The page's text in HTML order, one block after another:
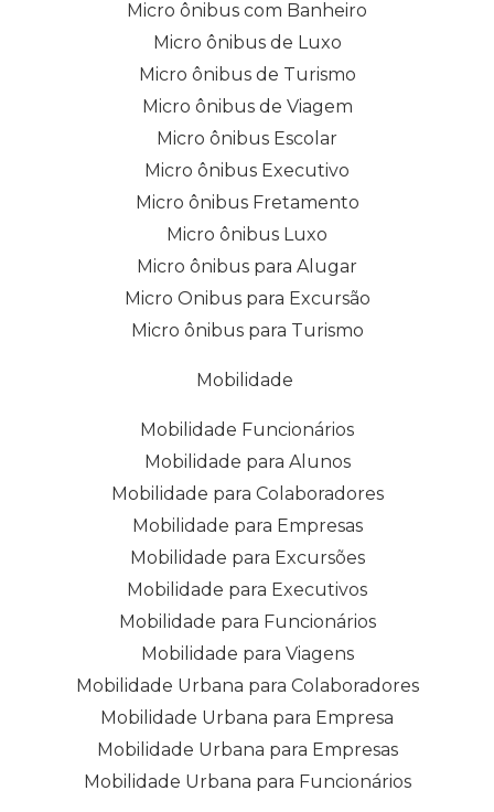
Micro ônibus com Banheiro
Micro ônibus de Luxo
Micro ônibus de Turismo
Micro ônibus de Viagem
Micro ônibus Escolar
Micro ônibus Executivo
Micro ônibus Fretamento
Micro ônibus Luxo
Micro ônibus para Alugar
Micro Onibus para Excursão
Micro ônibus para Turismo
Mobilidade
Mobilidade Funcionários
Mobilidade para Alunos
Mobilidade para Colaboradores
Mobilidade para Empresas
Mobilidade para Excursões
Mobilidade para Executivos
Mobilidade para Funcionários
Mobilidade para Viagens
Mobilidade Urbana para Colaboradores
Mobilidade Urbana para Empresa
Mobilidade Urbana para Empresas
Mobilidade Urbana para Funcionários